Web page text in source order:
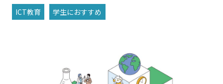
ICT教育 学生におすすめ